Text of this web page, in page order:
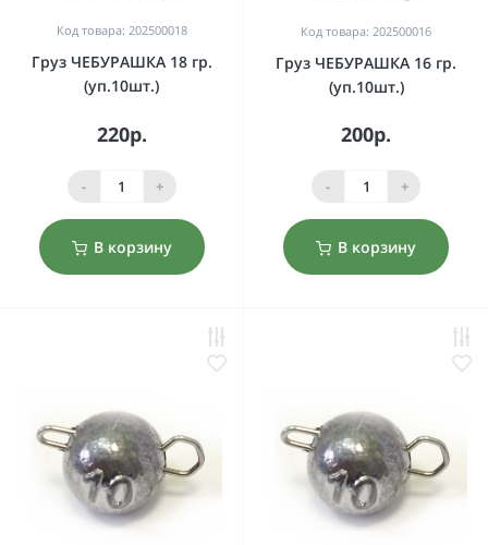
Код товара: 202500018
Груз ЧЕБУРАШКА 18 гр.
(уп.10шт.)
220р.
- +
В корзину
Код товара: 202500016
Груз ЧЕБУРАШКА 16 гр.
(уп.10шт.)
200р.
- +
В корзину